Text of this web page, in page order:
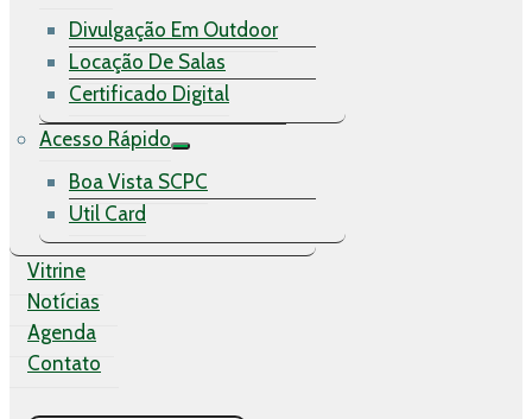
Divulgação Em Outdoor
Locação De Salas
Certificado Digital
Acesso Rápido
Boa Vista SCPC
Util Card
Vitrine
Notícias
Agenda
Contato